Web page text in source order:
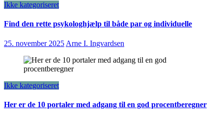
Ikke kategoriseret
Find den rette psykologhjælp til både par og individuelle
25. november 2025 Arne I. Ingvardsen
Ikke kategoriseret
Her er de 10 portaler med adgang til en god procentberegner